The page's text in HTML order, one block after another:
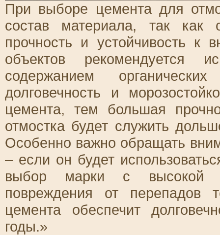
При выборе цемента для
состав материала, так как
прочность и устойчивость к
объектов рекомендуется
содержанием
долговечность и
цемента, тем большая
отмостка будет служить
Особенно важно обращать
– если он будет
выбор марки с высокой
повреждения от перепадов
цемента обеспечит
годы.»